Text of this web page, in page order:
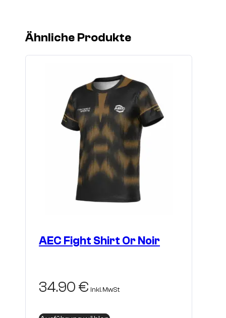
Ähnliche Produkte
AEC Fight Shirt Or Noir
34.90 € inkl. MwSt